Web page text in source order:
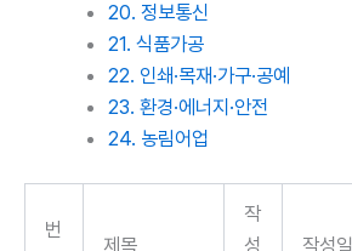
20. 정보통신
21. 식품가공
22. 인쇄·목재·가구·공예
23. 환경·에너지·안전
24. 농림어업
번
제목
작
성
작성일